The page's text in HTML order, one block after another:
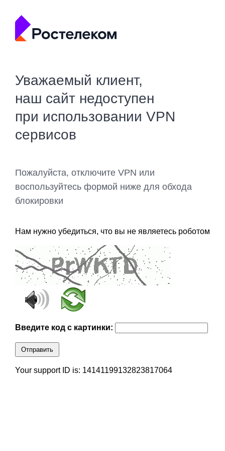
Уважаемый клиент,
наш сайт недоступен
при использовании VPN
сервисов
Пожалуйста, отключите VPN или
воспользуйтесь формой ниже для обхода
блокировки
Нам нужно убедиться, что вы не являетесь роботом
Введите код с картинки:
Отправить
Your support ID is: 14141199132823817064